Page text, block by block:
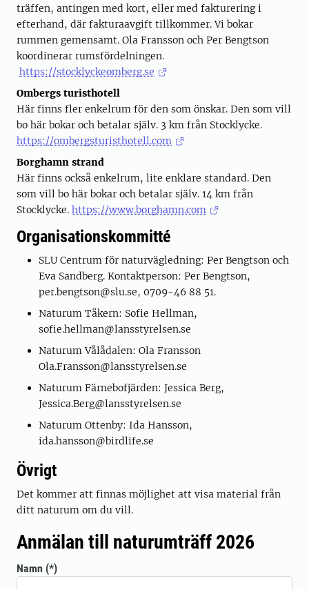
träffen, antingen med kort, eller med fakturering i
efterhand, där fakturaavgift tillkommer. Vi bokar
rummen gemensamt. Ola Fransson och Per Bengtson
koordinerar rumsfördelningen.
https://stocklyckeomberg.se
Ombergs turisthotell
Här finns fler enkelrum för den som önskar. Den som vill
bo här bokar och betalar själv. 3 km från Stocklycke.
https://ombergsturisthotell.com
Borghamn strand
Här finns också enkelrum, lite enklare standard. Den
som vill bo här bokar och betalar själv. 14 km från
Stocklycke. https://www.borghamn.com
Organisationskommitté
SLU Centrum för naturvägledning: Per Bengtson och
Eva Sandberg. Kontaktperson: Per Bengtson,
per.bengtson@slu.se, 0709-46 88 51.
Naturum Tåkern: Sofie Hellman,
sofie.hellman@lansstyrelsen.se
Naturum Vålådalen: Ola Fransson
Ola.Fransson@lansstyrelsen.se
Naturum Färnebofjärden: Jessica Berg,
Jessica.Berg@lansstyrelsen.se
Naturum Ottenby: Ida Hansson,
ida.hansson@birdlife.se
Övrigt
Det kommer att finnas möjlighet att visa material från
ditt naturum om du vill.
Anmälan till naturumträff 2026
Namn